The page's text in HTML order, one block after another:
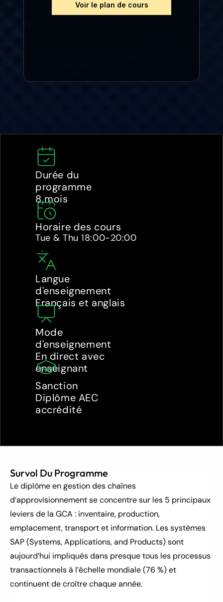
Voir le plan de cours
Durée du
programme
8 mois
Horaire des cours
Tue & Thu 18:00-20:00
Langue
d'enseignement
Français et anglais
Mode
d'enseignement
En direct avec
enseignant
Sanction
Diplôme AEC
accrédité
Survol Du Programme
Le diplôme en gestion des chaînes
d’approvisionnement se concentre sur les 5 principaux
leviers de la GCA : inventaire, production,
emplacement, transport et information. Les systèmes
SAP (Systems, Applications, and Products) sont
aujourd’hui impliqués dans presque tous les processus
transactionnels à l’échelle mondiale (76 %) et
continuent de croître chaque année.